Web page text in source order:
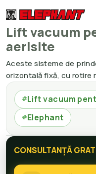
Lift vacuum
aerisite
Aceste sisteme de
orizontală fixă, cu rotire
#Lift vacuum
#Elephant
CONSULTANȚĂ